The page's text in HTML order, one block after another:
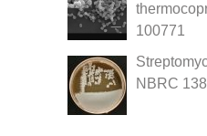
100771
NBRC